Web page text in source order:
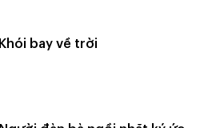
Khói bay về trời